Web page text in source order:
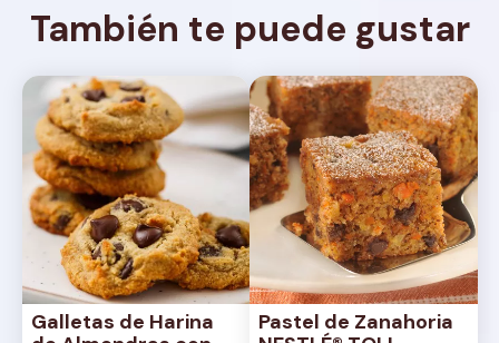
También te puede gustar
Galletas de Harina
Pastel de Zanahoria